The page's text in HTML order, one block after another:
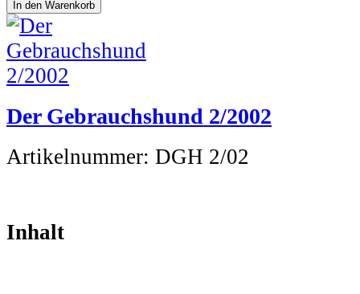
Der Gebrauchshund 2/2002
Artikelnummer: DGH 2/02
Inhalt